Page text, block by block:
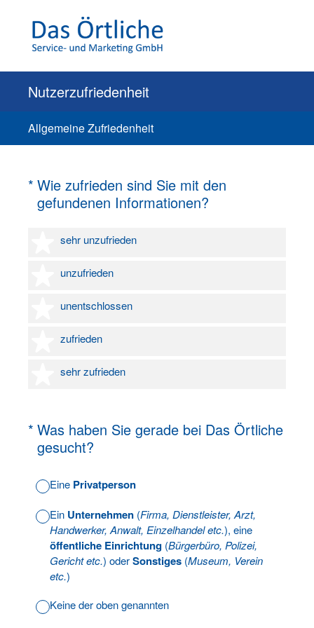
Nutzerzufriedenheit
Allgemeine Zufriedenheit
* Wie zufrieden sind Sie mit den
gefundenen Informationen?
(Erforderlich.)
sehr unzufrieden
1 Stern
unzufrieden
2 Sterne
unentschlossen
3 Sterne
zufrieden
4 Sterne
sehr zufrieden
5 Sterne
* Was haben Sie gerade bei Das Örtliche
gesucht?
(Erforderlich.)
Eine Privatperson
Ein Unternehmen (Firma, Dienstleister, Arzt,
Handwerker, Anwalt, Einzelhandel etc.), eine
öffentliche Einrichtung (Bürgerbüro, Polizei,
Gericht etc.) oderSonstiges (Museum, Verein
etc.)
Keine der oben genannten